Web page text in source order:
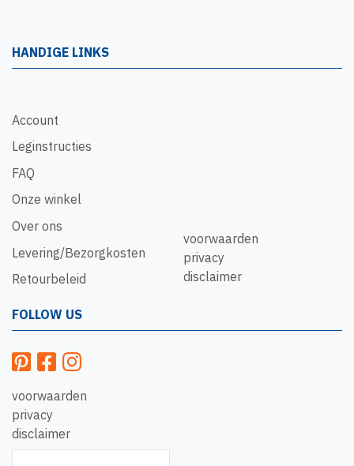
HANDIGE LINKS
Account
Leginstructies
FAQ
Onze winkel
Over ons
Levering/Bezorgkosten
Retourbeleid
voorwaarden
privacy
disclaimer
FOLLOW US
voorwaarden
privacy
disclaimer